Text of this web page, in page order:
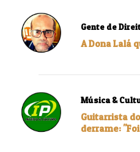
Gente de
A Dona Lalá
Música &
Guitarrista
derrame: